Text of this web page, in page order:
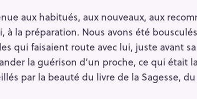
aux habitués, aux nouveaux, aux
à la préparation. Nous avons été
qui faisaient route avec lui, juste avant
la guérison d’un proche, ce qui était
par la beauté du livre de la Sagesse,